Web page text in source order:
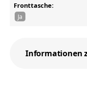
Fronttasche:
Ja
Informationen